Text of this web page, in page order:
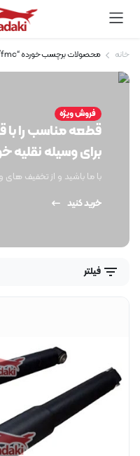
خانه محصولات برچسب خورده “fmc”
فروش ویژه
قطعه مناسب را
برای وسیله نقلیه
با ما باشید و از تخفیف های
خرید کنید
فیلتر